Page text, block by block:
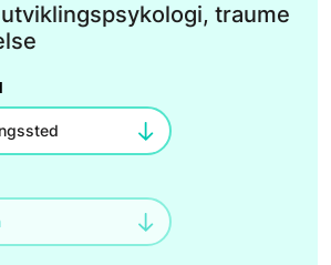
traume